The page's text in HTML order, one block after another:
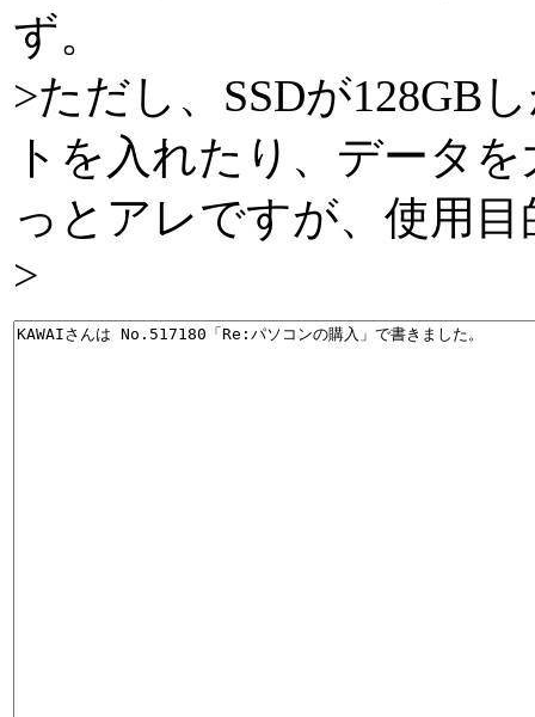
ず。
>ただし、SSDが128GB
トを入れたり、データ
っとアレですが、使用
>